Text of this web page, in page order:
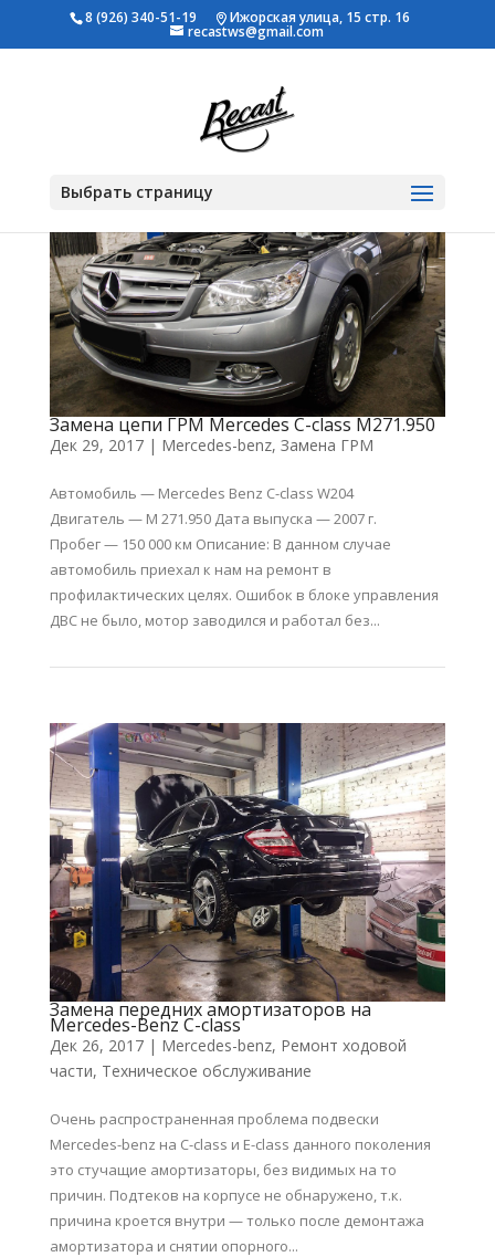
8 (926) 340-51-19 Ижорская улица, 15 стр. 16
recastws@gmail.com
Выбрать страницу
Замена цепи ГРМ Mercedes C-class M271.950
Дек 29, 2017| Mercedes-benz, Замена ГРМ
Автомобиль — Mercedes Benz C-class W204
Двигатель — M 271.950 Дата выпуска — 2007 г.
Пробег — 150 000 км Описание: В данном случае
автомобиль приехал к нам на ремонт в
профилактических целях. Ошибок в блоке управления
ДВС не было, мотор заводился и работал без...
Замена передних амортизаторов на
Mercedes-Benz C-class
Дек 26, 2017| Mercedes-benz, Ремонт ходовой
части, Техническое обслуживание
Очень распространенная проблема подвески
Mercedes-benz на C-class и E-class данного поколения
это стучащие амортизаторы, без видимых на то
причин. Подтеков на корпусе не обнаружено, т.к.
причина кроется внутри — только после демонтажа
амортизатора и снятии опорного...